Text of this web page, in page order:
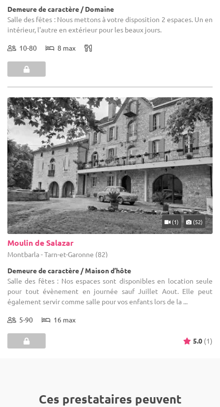
Demeure de caractère / Domaine
Salle des fêtes : Nous mettons à votre disposition 2 espaces. Un en
intérieur, l'autre en extérieur pour les beaux jours.
10-80 8 max
(1) (52)
Moulin de Salazar
Montbarla - Tarn-et-Garonne (82)
Demeure de caractère / Maison d’hôte
Salle des fêtes : Nos espaces sont disponibles en location seule
pour tout évènement en journée sauf Juillet Aout. Elle peut
également servir comme salle pour vos enfants lors de la ...
5-90 16 max
5.0 (1)
Ces prestataires peuvent